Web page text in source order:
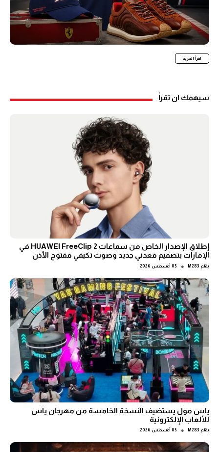
اقرأ المزيد
سيهمك ان تقرأ
إطلاق الإصدار الخاص من سماعات HUAWEI FreeClip 2 في
الإمارات بتصميم معدني جديد وصوت تكيفي مفتوح الأذن
بقلم M283
● 05 أغسطس 2026
ياس مول يستضيف النسخة الخامسة من مهرجان ياس
للألعاب الإلكترونية
بقلم M283
● 05 أغسطس 2026